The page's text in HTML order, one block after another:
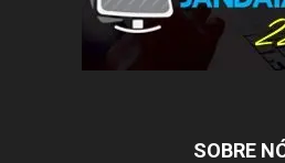
SOBRE